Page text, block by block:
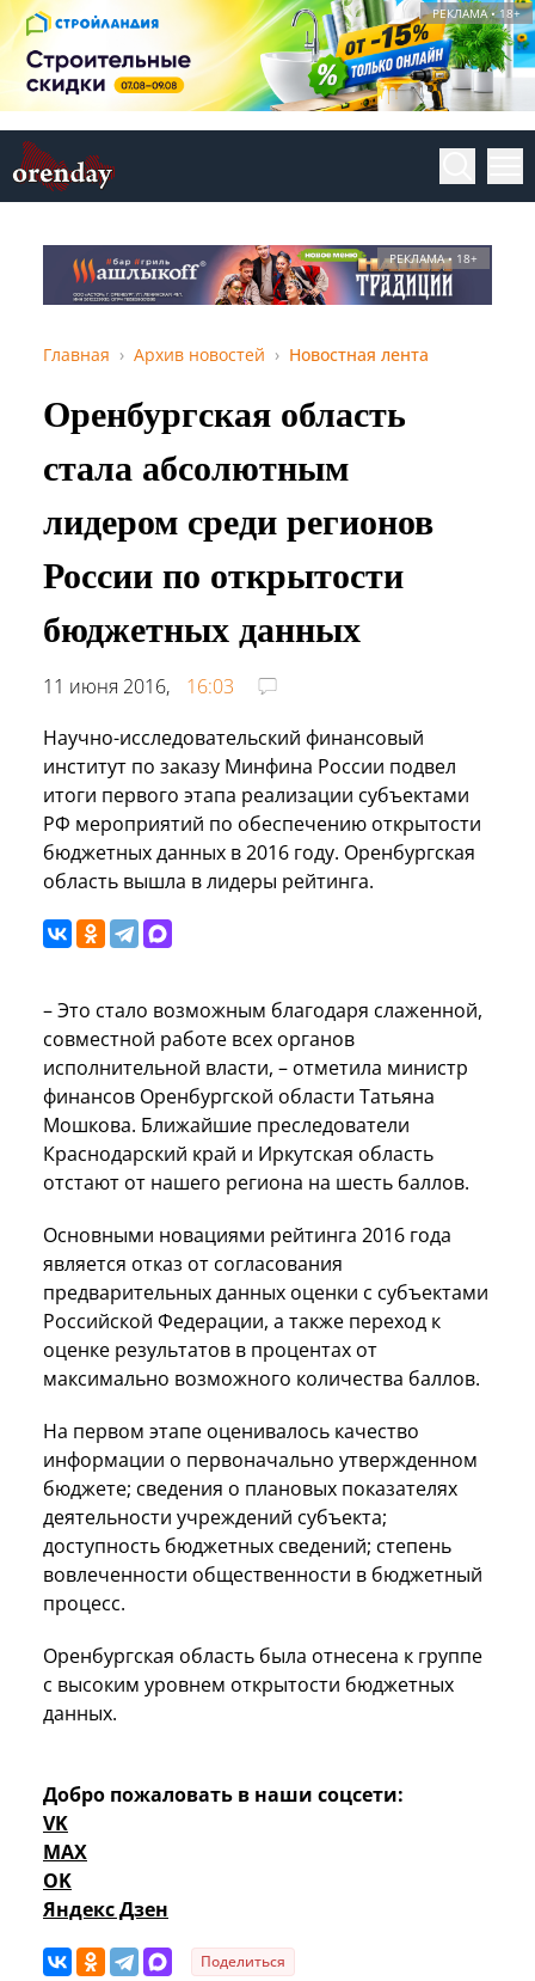
РЕКЛАМА • 18+
РЕКЛАМА • 18+
Главная Архив новостей Новостная лента
Оренбургская область
стала абсолютным
лидером среди регионов
России по открытости
бюджетных данных
11 июня 2016,
16:03
Научно-исследовательский финансовый
институт по заказу Минфина России подвел
итоги первого этапа реализации субъектами
РФ мероприятий по обеспечению открытости
бюджетных данных в 2016 году. Оренбургская
область вышла в лидеры рейтинга.
– Это стало возможным благодаря слаженной,
совместной работе всех органов
исполнительной власти, – отметила министр
финансов Оренбургской области Татьяна
Мошкова. Ближайшие преследователи
Краснодарский край и Иркутская область
отстают от нашего региона на шесть баллов.
Основными новациями рейтинга 2016 года
является отказ от согласования
предварительных данных оценки с субъектами
Российской Федерации, а также переход к
оценке результатов в процентах от
максимально возможного количества баллов.
На первом этапе оценивалось качество
информации о первоначально утвержденном
бюджете; сведения о плановых показателях
деятельности учреждений субъекта;
доступность бюджетных сведений; степень
вовлеченности общественности в бюджетный
процесс.
Оренбургская область была отнесена к группе
с высоким уровнем открытости бюджетных
данных.
Добро пожаловать в наши соцсети:
VK
MAX
OK
Яндекс Дзен
Поделиться